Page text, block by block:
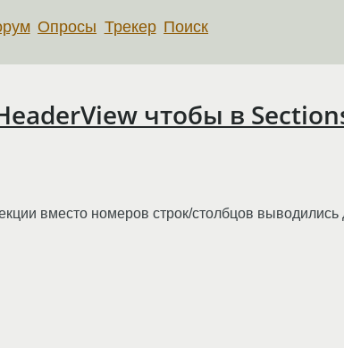
Опросы Трекер Поиск
чтобы в
вместо номеров строк/столбцов